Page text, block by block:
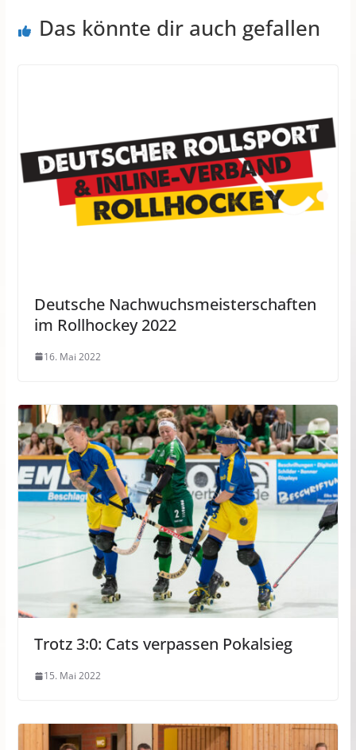
Das könnte dir auch gefallen
Deutsche Nachwuchsmeisterschaften
im Rollhockey 2022
16. Mai 2022
Trotz 3:0: Cats verpassen Pokalsieg
15. Mai 2022